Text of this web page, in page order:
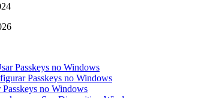
Passkeys no Windows
Passkeys no Windows
no Windows